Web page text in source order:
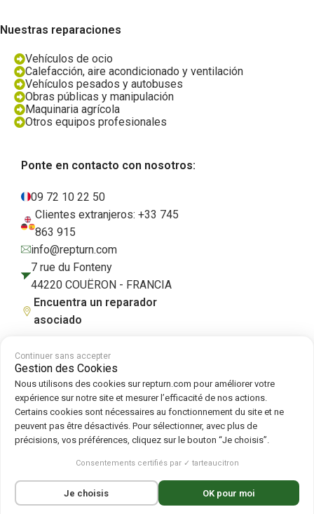
Nuestras reparaciones
Vehículos de ocio
Calefacción, aire acondicionado y ventilación
Vehículos pesados y autobuses
Obras públicas y manipulación
Maquinaria agrícola
Otros equipos profesionales
Ponte en contacto con nosotros:
09 72 10 22 50
Clientes extranjeros: +33 745
863 915
info@repturn.com
7 rue du Fonteny
44220 COUËRON - FRANCIA
Encuentra un reparador
asociado
Condiciones generales de venta Aviso legal Política de privacidad
Cookies|Política de cookies
Síguenos en :
Repturn 2026
Continuer sans accepter
Gestion des Cookies
Nous utilisons des cookies sur repturn.com pour améliorer votre
expérience sur notre site et mesurer l’efficacité de nos actions.
Certains cookies sont nécessaires au fonctionnement du site et ne
peuvent pas être désactivés. Pour sélectionner, avec plus de
précisions, vos préférences, cliquez sur le bouton “Je choisis”.
Consentements certifiés par ✓ tarteaucitron
Je choisis OK pour moi
Français(Francés)
Deutsch(Alemán) Español